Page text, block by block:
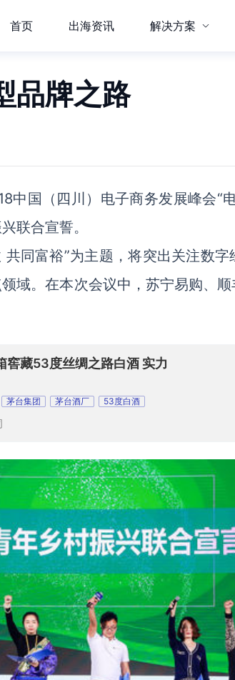
首页 出海资讯 解决方案
品牌之路
中国（四川）电子商务发展峰会“
联合宣誓。
同富裕”为主题，将突出关注数
域。在本次会议中，苏宁易购、
窖藏53度丝绸之路白酒 实力
茅台集团 茅台酒厂 53度白酒